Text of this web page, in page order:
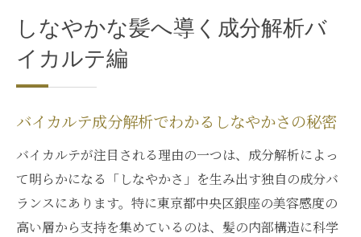
しなやかな髪へ導く成分解析バ
イカルテ編
バイカルテ成分解析でわかるしなやかさの秘密
バイカルテが注目される理由の一つは、成分解析によっ
て明らかになる「しなやかさ」を生み出す独自の成分バ
ランスにあります。特に東京都中央区銀座の美容感度の
高い層から支持を集めているのは、髪の内部構造に科学